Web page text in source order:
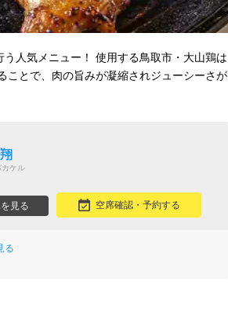
人気メニュー！ 使用する鳥取市・大山鶏は
ことで、肉の旨みが凝縮されジューシーさが
カケル
見る 空席確認・予約する
る